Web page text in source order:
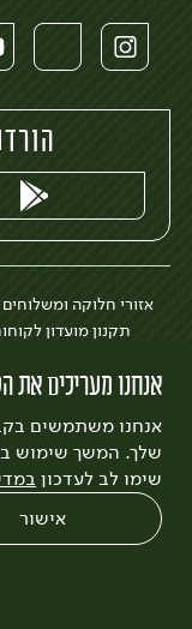
אנחנו מעריכים את
אנחנו משתמשים
שלך. המשך שימוש
שימו לב לעדכון
אישור
אזורי חלוקה ומשלוחים
תקנון מועדון